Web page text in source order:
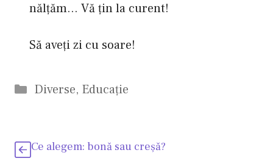
nălţăm… Vă ţin la curent!
Să aveţi zi cu soare!
Categorii
Diverse, Educaţie
Ce alegem: bonă sau creşă?